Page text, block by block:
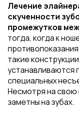
Лечение
скученности
промежутков
тогда, когда к
такие
устанавливаются
специальных
Несмотря на
заметны на зубах.